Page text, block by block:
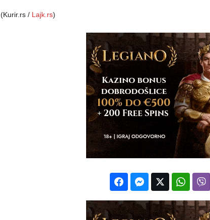
(Kurir.rs / Lajk.rs)